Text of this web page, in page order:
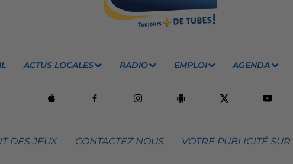
ACTUS LOCALES RADIO EMPLOI AGENDA
DES JEUX CONTACTEZ NOUS VOTRE PUBLICITÉ